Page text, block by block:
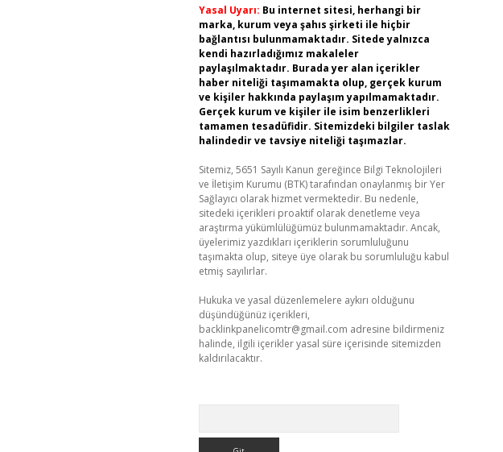
Yasal Uyarı: Bu internet sitesi, herhangi bir
marka, kurum veya şahıs şirketi ile hiçbir
bağlantısı bulunmamaktadır. Sitede yalnızca
kendi hazırladığımız makaleler
paylaşılmaktadır. Burada yer alan içerikler
haber niteliği taşımamakta olup, gerçek kurum
ve kişiler hakkında paylaşım yapılmamaktadır.
Gerçek kurum ve kişiler ile isim benzerlikleri
tamamen tesadüfidir. Sitemizdeki bilgiler taslak
halindedir ve tavsiye niteliği taşımazlar.
Sitemiz, 5651 Sayılı Kanun gereğince Bilgi Teknolojileri
ve İletişim Kurumu (BTK) tarafından onaylanmış bir Yer
Sağlayıcı olarak hizmet vermektedir. Bu nedenle,
sitedeki içerikleri proaktif olarak denetleme veya
araştırma yükümlülüğümüz bulunmamaktadır. Ancak,
üyelerimiz yazdıkları içeriklerin sorumluluğunu
taşımakta olup, siteye üye olarak bu sorumluluğu kabul
etmiş sayılırlar.
Hukuka ve yasal düzenlemelere aykırı olduğunu
düşündüğünüz içerikleri,
backlinkpanelicomtr@gmail.com adresine bildirmeniz
halinde, ilgili içerikler yasal süre içerisinde sitemizden
kaldırılacaktır.